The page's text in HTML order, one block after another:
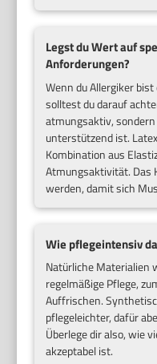
Legst du Wert auf
Anforderungen?
Wenn du Allergiker
solltest du darauf
atmungsaktiv,
unterstützend ist.
Kombination aus
Atmungsaktivität. Das
werden, damit sich
Wie pflegeintensiv
Natürliche Materialien
regelmäßige Pflege,
Auffrischen.
pflegeleichter, dafür
Überlege dir also, wie
akzeptabel ist.